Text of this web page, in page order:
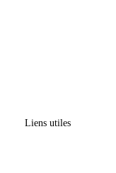
Liens utiles